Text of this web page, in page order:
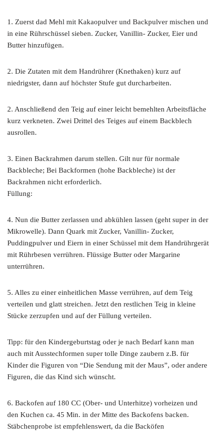
1. Zuerst dad Mehl mit Kakaopulver und Backpulver mischen und
in eine Rührschüssel sieben. Zucker, Vanillin- Zucker, Eier und
Butter hinzufügen.
2. Die Zutaten mit dem Handrührer (Knethaken) kurz auf
niedrigster, dann auf höchster Stufe gut durcharbeiten.
2. Anschließend den Teig auf einer leicht bemehlten Arbeitsfläche
kurz verkneten. Zwei Drittel des Teiges auf einem Backblech
ausrollen.
3. Einen Backrahmen darum stellen. Gilt nur für normale
Backbleche; Bei Backformen (hohe Backbleche) ist der
Backrahmen nicht erforderlich.
Füllung:
4. Nun die Butter zerlassen und abkühlen lassen (geht super in der
Mikrowelle). Dann Quark mit Zucker, Vanillin- Zucker,
Puddingpulver und Eiern in einer Schüssel mit dem Handrührgerät
mit Rührbesen verrühren. Flüssige Butter oder Margarine
unterrühren.
5. Alles zu einer einheitlichen Masse verrühren, auf dem Teig
verteilen und glatt streichen. Jetzt den restlichen Teig in kleine
Stücke zerzupfen und auf der Füllung verteilen.
Tipp: für den Kindergeburtstag oder je nach Bedarf kann man
auch mit Ausstechformen super tolle Dinge zaubern z.B. für
Kinder die Figuren von “Die Sendung mit der Maus”, oder andere
Figuren, die das Kind sich wünscht.
6. Backofen auf 180 CC (Ober- und Unterhitze) vorheizen und
den Kuchen ca. 45 Min. in der Mitte des Backofens backen.
Stäbchenprobe ist empfehlenswert, da die Backöfen